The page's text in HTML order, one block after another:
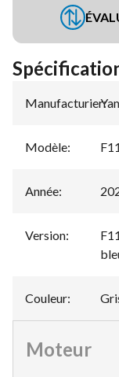
Manufacturier:
Modèle:
Année:
Version:
Couleur:
Moteur